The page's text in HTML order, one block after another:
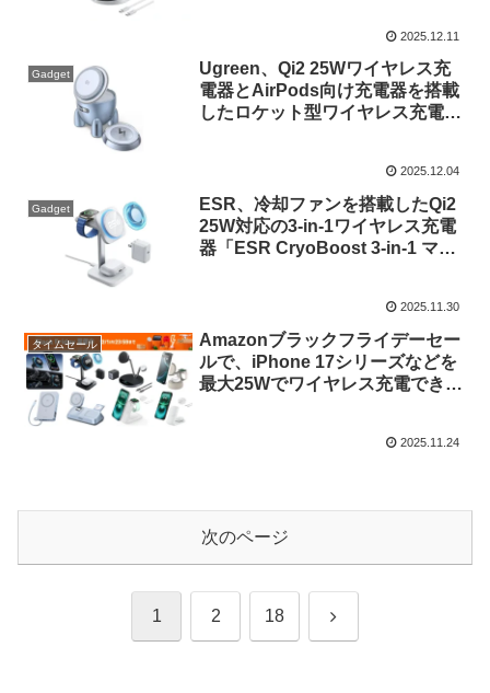
Station」のホワイトモデルを発
売。
2025.12.11
Gadget
Ugreen、Qi2 25Wワイヤレス充
電器とAirPods向け充電器を搭載
したロケット型ワイヤレス充電器
2025.12.04
Gadget
ESR、冷却ファンを搭載したQi2
25W対応の3-in-1ワイヤレス充電
器「ESR CryoBoost 3-in-1 マグ
2025.11.30
タイムセール
Amazonブラックフライデーセー
ルで、iPhone 17シリーズなどを
最大25Wでワイヤレス充電できる
2025.11.24
次のページ
1 2 18 次